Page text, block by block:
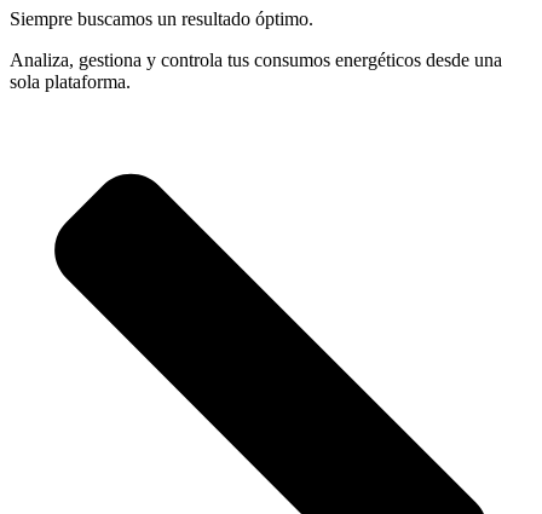
Siempre buscamos un resultado óptimo.
Analiza, gestiona y controla tus consumos energéticos desde una
sola plataforma.